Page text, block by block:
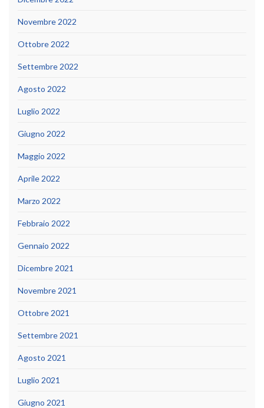
Novembre 2022
Ottobre 2022
Settembre 2022
Agosto 2022
Luglio 2022
Giugno 2022
Maggio 2022
Aprile 2022
Marzo 2022
Febbraio 2022
Gennaio 2022
Dicembre 2021
Novembre 2021
Ottobre 2021
Settembre 2021
Agosto 2021
Luglio 2021
Giugno 2021